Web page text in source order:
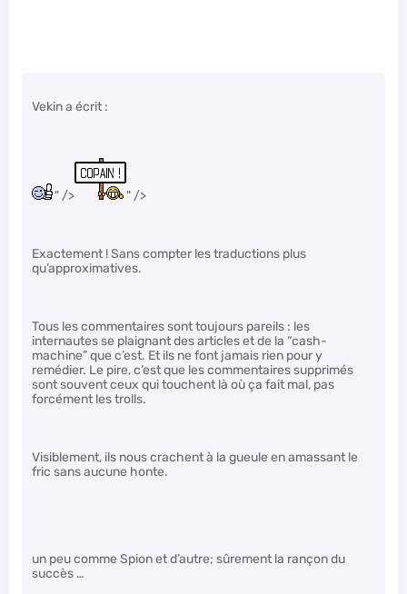
Vekin a écrit :
" /> " />
Exactement ! Sans compter les traductions plus
qu’approximatives.
Tous les commentaires sont toujours pareils : les
internautes se plaignant des articles et de la “cash-
machine” que c’est. Et ils ne font jamais rien pour y
remédier. Le pire, c’est que les commentaires supprimés
sont souvent ceux qui touchent là où ça fait mal, pas
forcément les trolls.
Visiblement, ils nous crachent à la gueule en amassant le
fric sans aucune honte.
un peu comme Spion et d’autre; sûrement la rançon du
succès …